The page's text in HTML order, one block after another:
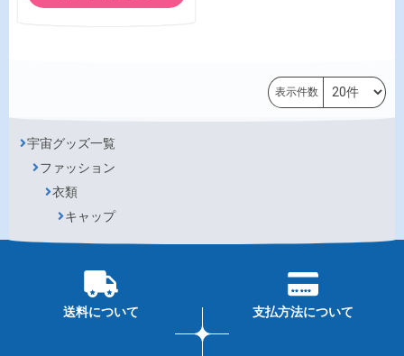
表示件数
宇宙グッズ一覧
ファッション
衣類
キャップ
送料について 支払方法について